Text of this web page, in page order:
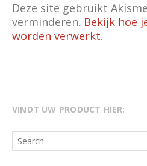
Deze site gebruikt
verminderen. Bekijk hoe
worden verwerkt.
VINDT UW PRODUCT HIER: